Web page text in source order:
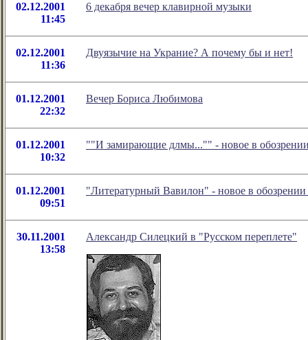
02.12.2001
11:45
6 декабря вечер клавирной музыки
02.12.2001
11:36
Двуязычие на Украние? А почему бы и нет!
01.12.2001
22:32
Вечер Бориса Любимова
01.12.2001
10:32
""И замирающие длмы..."" - новое в
01.12.2001
09:51
"Литературный Вавилон" - новое в
30.11.2001
13:58
Александр Силецкий в "Русском переплете"